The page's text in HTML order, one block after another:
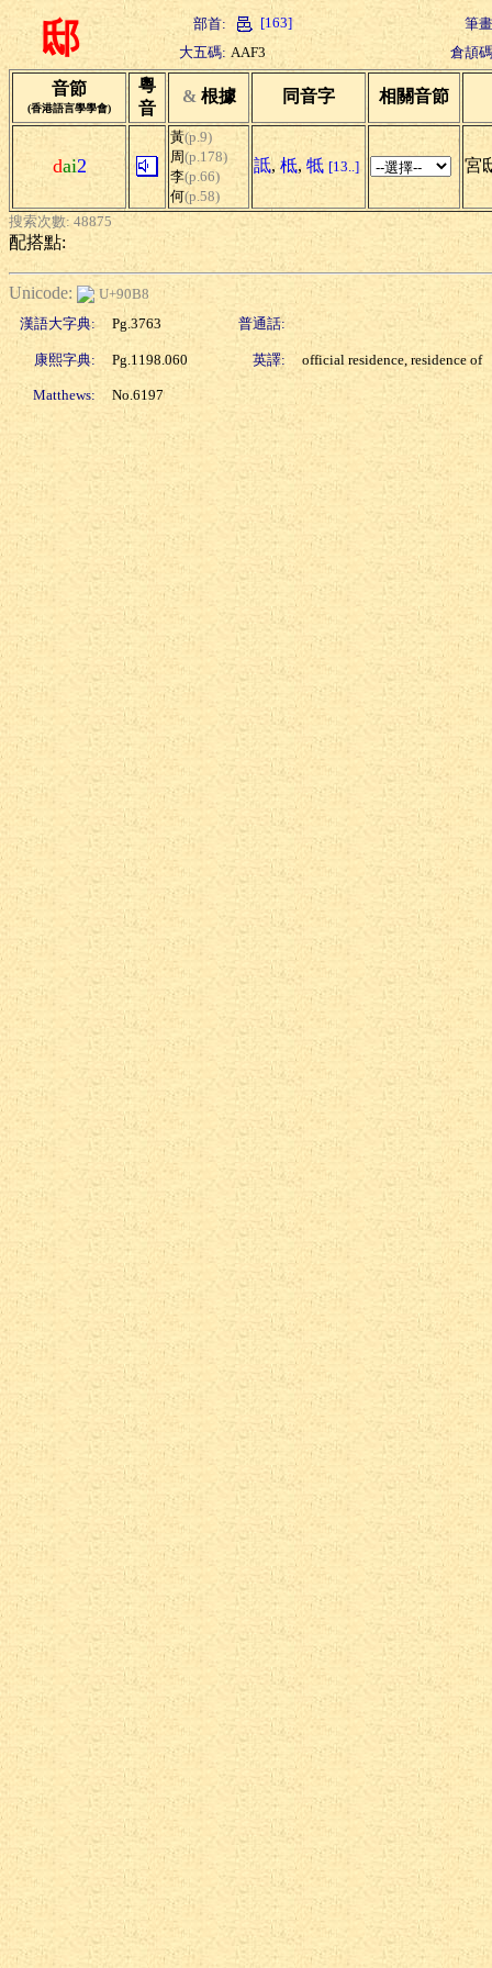
邸 部首: [163]
筆
大五碼: AAF3 倉頡
音節
(香港語言學學會)
粵
音
& 根據 同音字 相關音節
dai2
黃(p.9)
周(p.178)
李(p.66)
何(p.58)
詆, 柢, 牴 [13..] 宮
搜索次數: 48875
配搭點:
Unicode:
U+90B8
漢語大字典:
Pg.3763 普通話:
康熙字典: Pg.1198.060 英譯: official residence, residence of
Matthews: No.6197